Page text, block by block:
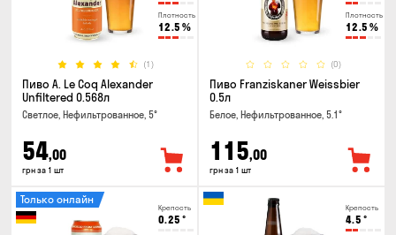
Плотность
12.5 %
(1)
Пиво A. Le Coq Alexander
Unfiltered 0.568л
Светлое, Нефильтрованное, 5°
54,00
грн за 1 шт
Плотность
12.5 %
(0)
Пиво Franziskaner Weissbier
0.5л
Белое, Нефильтрованное, 5.1°
115,00
грн за 1 шт
Крепость
0.25 °
Только онлайн
Крепость
4.5 °